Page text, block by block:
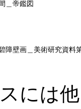
＿帝鑑図
障壁画＿美術研究資料
には